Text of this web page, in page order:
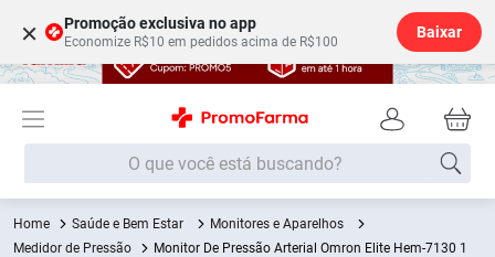
× Promoção exclusiva no app
Economize R$10 em pedidos acima de R$100
Baixar
O que você está buscando?
Saúde e Bem Estar
Monitores e Aparelhos
Medidor de Pressão
Monitor De Pressão Arterial Omron Elite Hem-7130 1
Termos mais buscados